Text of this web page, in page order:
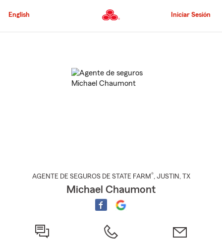
al
principal
English Iniciar Sesión
AGENTE DE SEGUROS DE STATE FARM®, JUSTIN , TX
Michael Chaumont